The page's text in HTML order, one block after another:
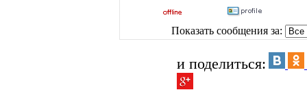
Показать сообщения за:
и поделиться: